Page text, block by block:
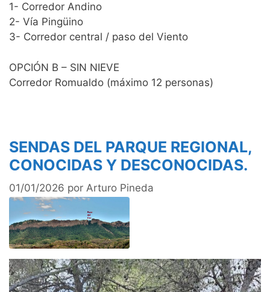
1- Corredor Andino
2- Vía Pingüino
3- Corredor central / paso del Viento
OPCIÓN B – SIN NIEVE
Corredor Romualdo (máximo 12 personas)
SENDAS DEL PARQUE REGIONAL,
CONOCIDAS Y DESCONOCIDAS.
01/01/2026 por Arturo Pineda